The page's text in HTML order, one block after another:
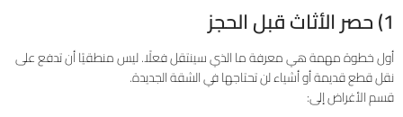
1) حصر الأثاث قبل الحجز
أول خطوة مهمة هي معرفة ما الذي سينتقل فعلًا. ليس منطقيًا أن تدفع على
نقل قطع قديمة أو أشياء لن تحتاجها في الشقة الجديدة.
قسم الأغراض إلى: